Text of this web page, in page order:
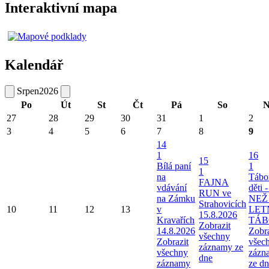
Interaktivní mapa
Kalendář
Srpen2026
Po
Út St Čt Pá So
27
28 29 30 31 1
2
3
4 5 6 7 8 9
10 11 12 13
14
1
Bílá paní
na
vdávání
na Zámku
v
Kravařích
14.8.2026
Zobrazit
všechny
záznamy
15
1
FAJNA
RUN ve
Strahovicích
15.8.2026
Zobrazit
všechny
záznamy ze
dne
16
1
děti
NEŽ
ze